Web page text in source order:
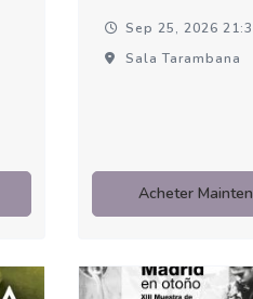
Sep 25, 2026
Sala Tarambana
Acheter